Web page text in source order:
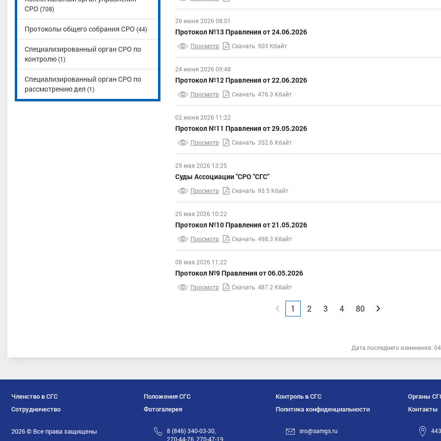
СРО (708)
Протоколы общего собрания СРО (44)
Специализированный орган СРО по
контролю (1)
Специализированный орган СРО по
рассмотрению дел (1)
26 июня 2026 08:01
Протокол №13 Правления от 24.06.2026
Просмотр Скачать 503 Кбайт
24 июня 2026 09:48
Протокол №12 Правления от 22.06.2026
Просмотр Скачать 476.3 Кбайт
02 июня 2026 11:22
Протокол №11 Правления от 29.05.2026
Просмотр Скачать 352.6 Кбайт
29 мая 2026 13:25
Суды Ассоциации "СРО "СГС"
Просмотр Скачать 93.5 Кбайт
25 мая 2026 10:22
Протокол №10 Правления от 21.05.2026
Просмотр Скачать 498.3 Кбайт
08 мая 2026 11:22
Протокол №9 Правления от 06.05.2026
Просмотр Скачать 487.2 Кбайт
1 2 3 4 80 Вперед
Дата последнего изменения:
Членство в СГС Положения СГС Контроль в СГС
Органы
Сотрудничество
Фотогалерея Политика конфиденциальности Контакты
2026 © Все права защищены
8 (846) 340-03-30,
270-44-76, 270-47-19
sro@samgs.ru